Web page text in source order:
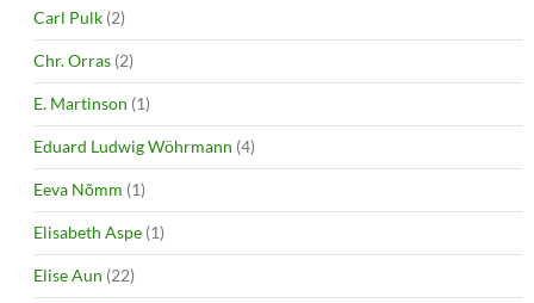
Carl Pulk (2)
Chr. Orras (2)
E. Martinson (1)
Eduard Ludwig Wöhrmann (4)
Eeva Nõmm (1)
Elisabeth Aspe (1)
Elise Aun (22)